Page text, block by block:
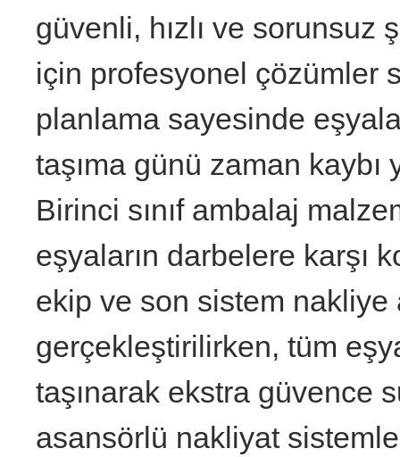
güvenli, hızlı ve
için profesyonel çözümler
planlama sayesinde
taşıma günü zaman
Birinci sınıf ambalaj
eşyaların darbelere karşı
ekip ve son sistem nakliye
gerçekleştirilirken, tüm
taşınarak ekstra güvence
asansörlü nakliyat